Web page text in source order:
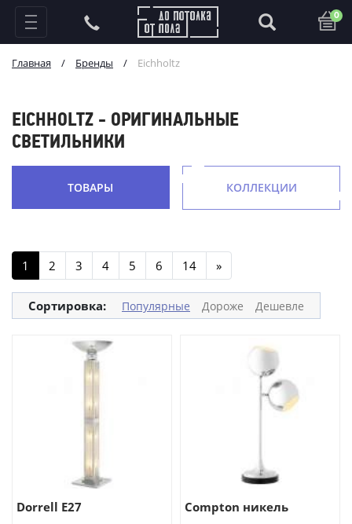
0
Главная / Бренды / Eichholtz
EICHHOLTZ - ОРИГИНАЛЬНЫЕ
СВЕТИЛЬНИКИ
ТОВАРЫ КОЛЛЕКЦИИ
1 2 3 4 5 6 14 »
Сортировка: Популярные Дороже Дешевле
Dorrell E27 Compton никель